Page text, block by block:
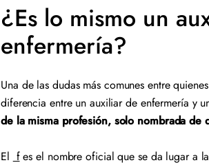
¿Es lo mismo un
enfermería?
Una de las dudas más comunes entre
diferencia entre un auxiliar de enfermería y
de la misma profesión, solo nombrada de
El fes el nombre oficial que se da lugar a